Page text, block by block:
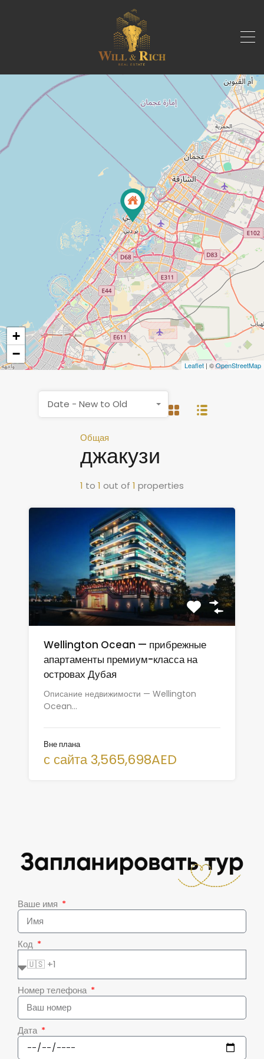
+
−
Leaflet | ©OpenStreetMap
Общая
джакузи
1 to 1 out of 1 properties
Date - New to Old
Wellington Ocean — прибрежные
апартаменты премиум-класса на
островах Дубая
Описание недвижимости — Wellington
Ocean…
Вне плана
с сайта 3,565,698AED
Ваше имя
Код
Номер телефона
Дата